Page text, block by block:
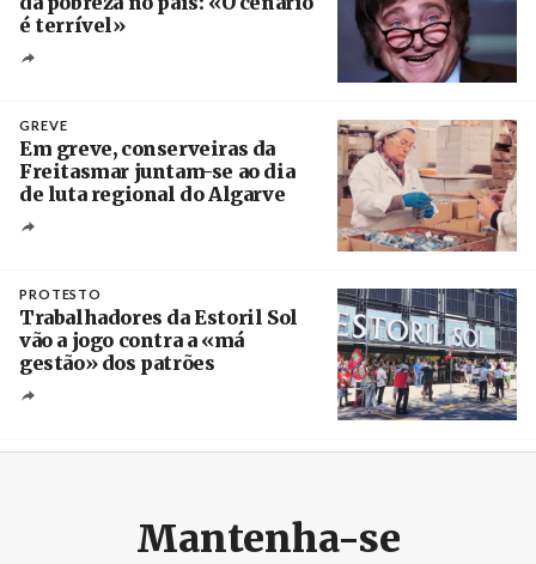
é terrível»
GREVE
Em greve, conserveiras da
Freitasmar juntam-se ao dia
de luta regional do Algarve
PROTESTO
Trabalhadores da Estoril Sol
vão a jogo contra a «má
gestão» dos patrões
Mantenha-se